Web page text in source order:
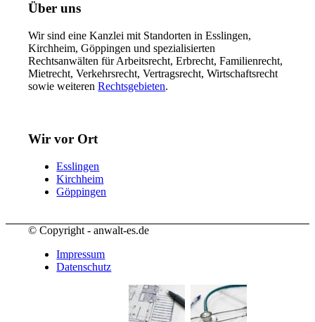
Über uns
Wir sind eine Kanzlei mit Standorten in Esslingen,
Kirchheim, Göppingen und spezialisierten
Rechtsanwälten für Arbeitsrecht, Erbrecht, Familienrecht,
Mietrecht, Verkehrsrecht, Vertragsrecht, Wirtschaftsrecht
sowie weiterenRechtsgebieten.
Wir vor Ort
Esslingen
Kirchheim
Göppingen
© Copyright - anwalt-es.de
Impressum
Datenschutz